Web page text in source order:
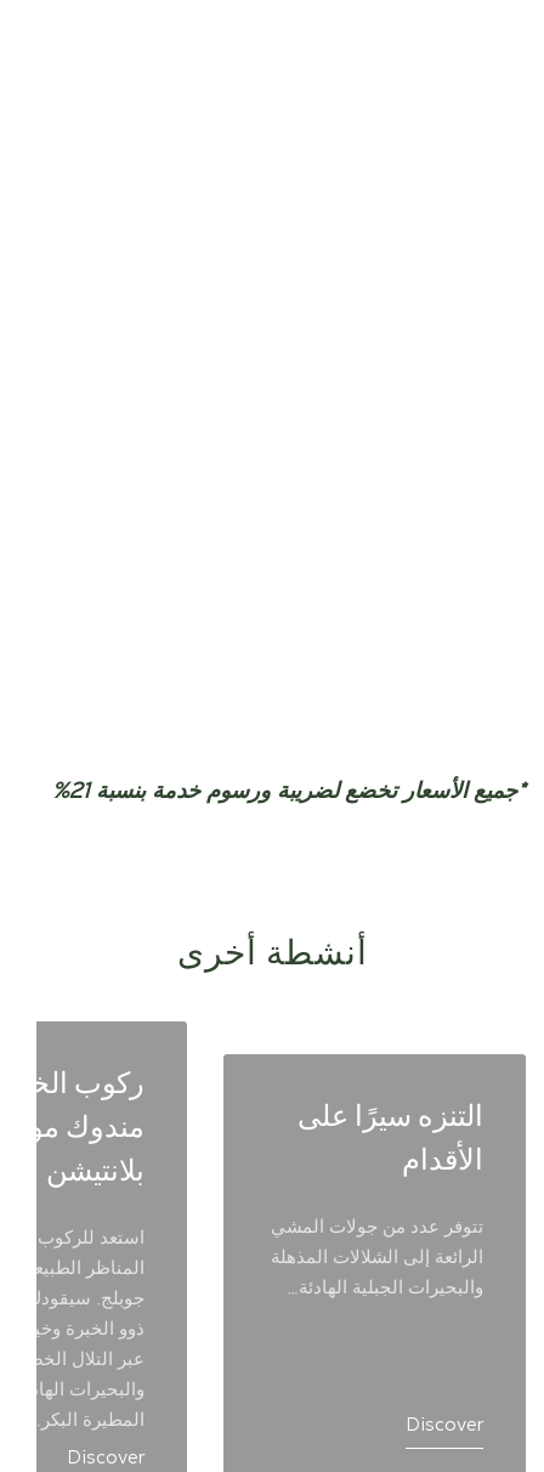
*جميع الأسعار تخضع لضريبة ورسوم خدمة بنسبة 21%
أنشطة أخرى
التنزه سيرًا على
الأقدام
تتوفر عدد من جولات المشي
الرائعة إلى الشلالات المذهلة
والبحيرات الجبلية الهادئة…
Discover
ركوب
مندوك
بلانتيشن
استعد للركوب
المناظر الطبيعية
جوبلج. سيقودك
ذوو الخبرة وخيولنا
عبر التلال الخضراء
والبحيرات الهادئة
المطيرة البكر…
Discover